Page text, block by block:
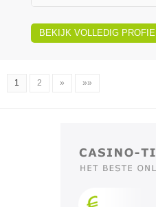
BEKIJK VOLLEDIG PROFIEL
1 2 » »»